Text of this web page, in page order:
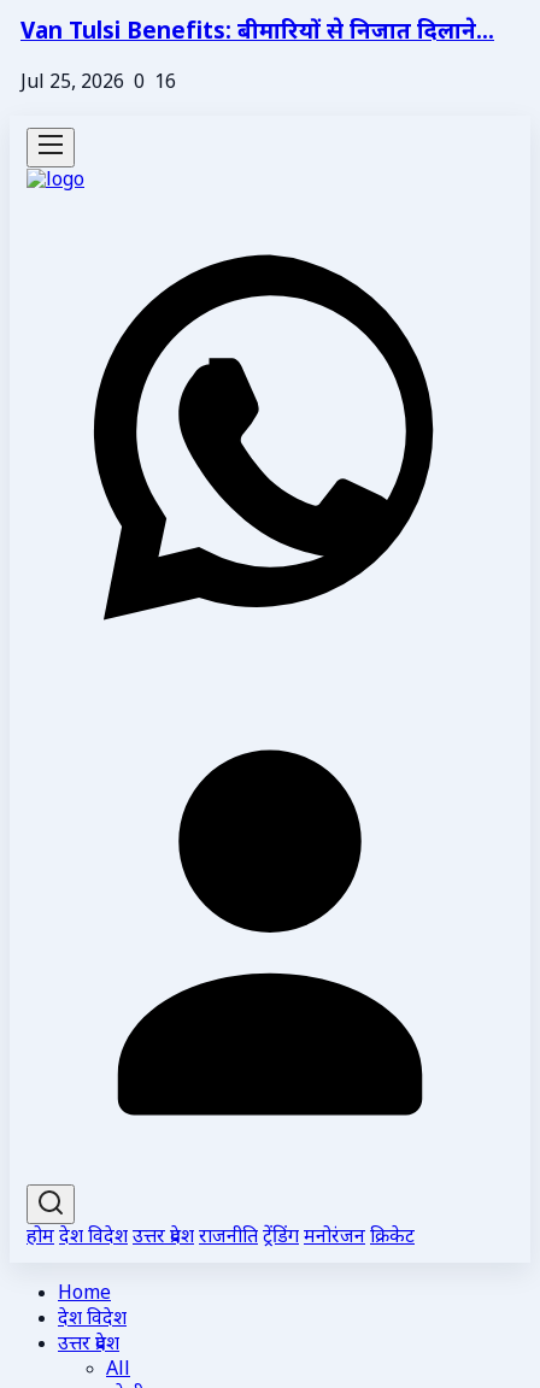
Van Tulsi Benefits: बीमारियों से निजात दिलाने...
Jul 25, 2026 0 16
होमदेश विदेशउत्तर प्रदेशराजनीतिट्रेंडिंगमनोरंजनक्रिकेट
Home
देश विदेश
उत्तर प्रदेश
All